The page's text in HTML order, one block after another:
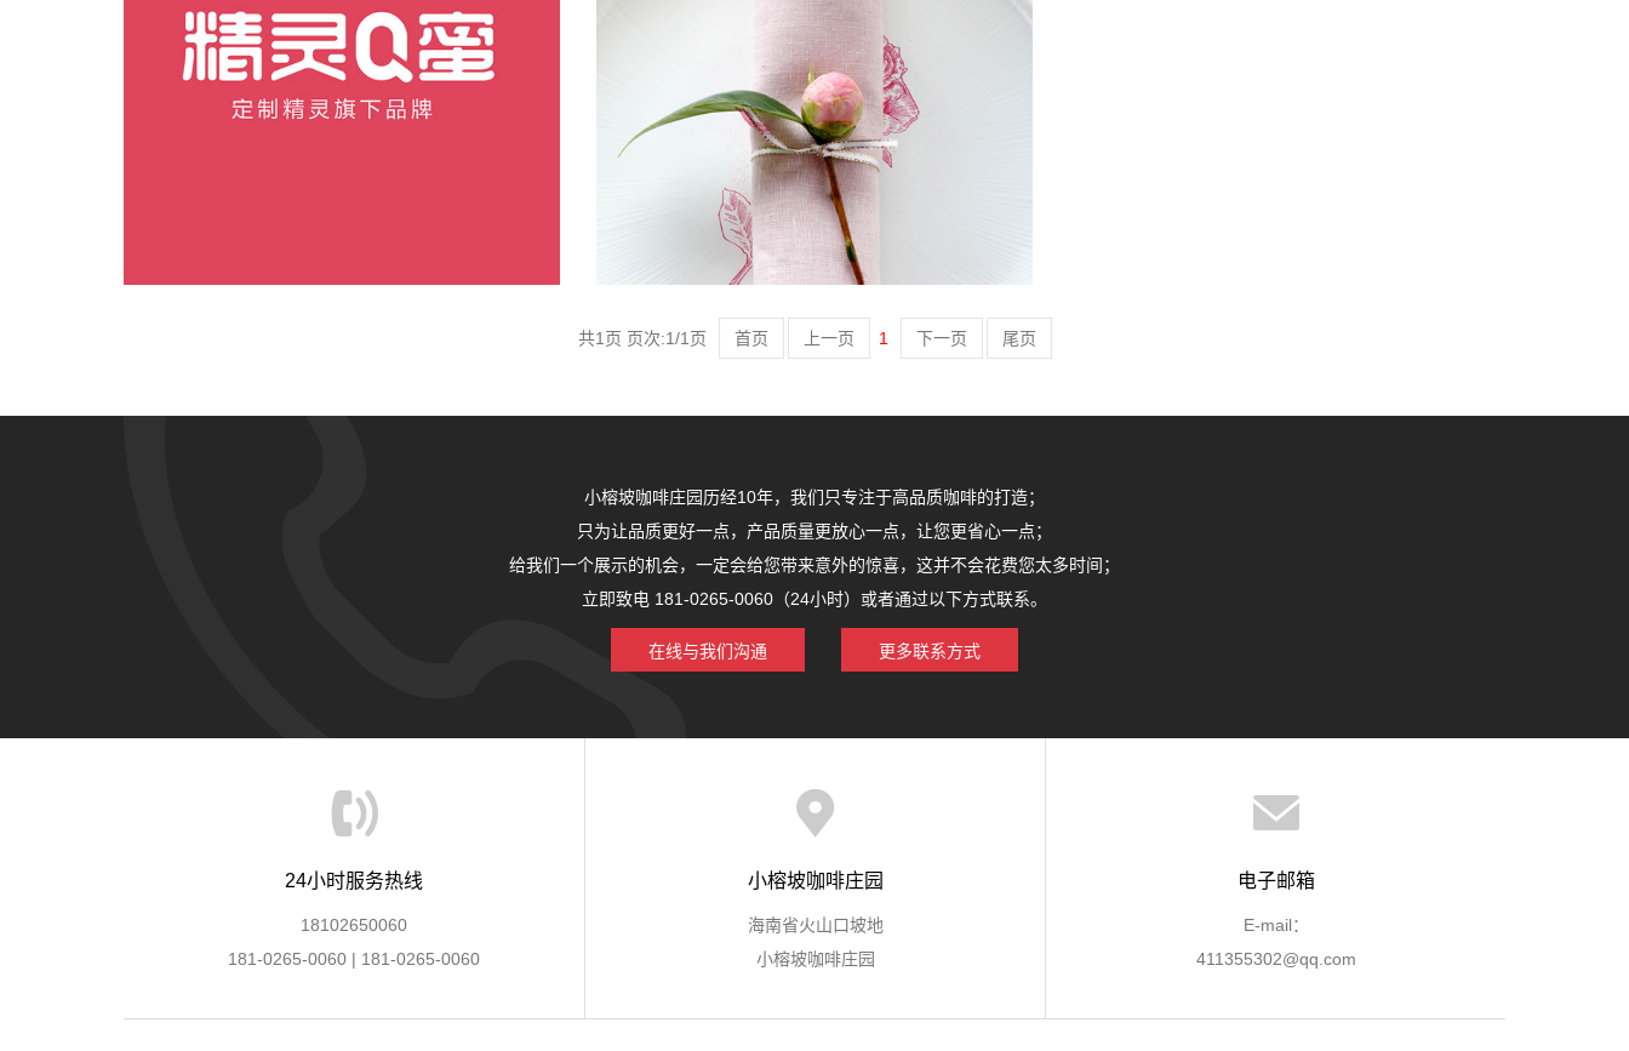
共1页 页次:1/1页 首页 上一页 1 下一页 尾页
小榕坡咖啡庄园历经10年，我们只专注于高品质咖啡的打造；
只为让品质更好一点，产品质量更放心一点，让您更省心一点；
给我们一个展示的机会，一定会给您带来意外的惊喜，这并不会花费您太多时间；
立即致电 181-0265-0060（24小时）或者通过以下方式联系。
在线与我们沟通 更多联系方式
24小时服务热线
18102650060
181-0265-0060 | 181-0265-0060
小榕坡咖啡庄园
海南省火山口坡地
小榕坡咖啡庄园
电子邮箱
E-mail：
411355302@qq.com